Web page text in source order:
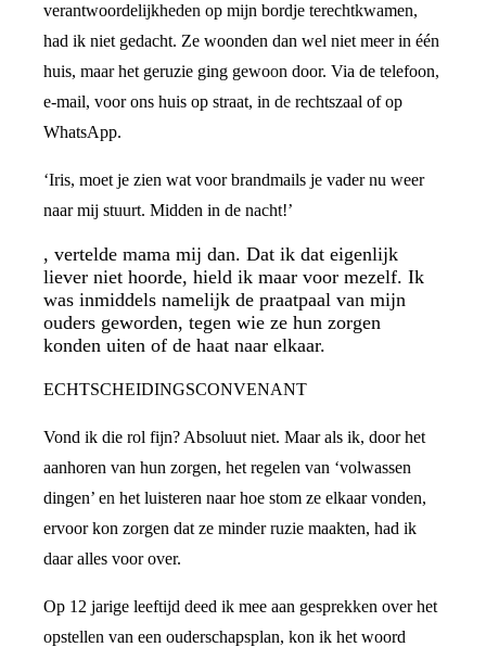
verantwoordelijkheden op mijn bordje terechtkwamen,
had ik niet gedacht. Ze woonden dan wel niet meer in één
huis, maar het geruzie ging gewoon door. Via de telefoon,
e-mail, voor ons huis op straat, in de rechtszaal of op
WhatsApp.
‘Iris, moet je zien wat voor brandmails je vader nu weer
naar mij stuurt. Midden in de nacht!’
, vertelde mama mij dan. Dat ik dat eigenlijk
liever niet hoorde, hield ik maar voor mezelf. Ik
was inmiddels namelijk de praatpaal van mijn
ouders geworden, tegen wie ze hun zorgen
konden uiten of de haat naar elkaar.
ECHTSCHEIDINGSCONVENANT
Vond ik die rol fijn? Absoluut niet. Maar als ik, door het
aanhoren van hun zorgen, het regelen van ‘volwassen
dingen’ en het luisteren naar hoe stom ze elkaar vonden,
ervoor kon zorgen dat ze minder ruzie maakten, had ik
daar alles voor over.
Op 12 jarige leeftijd deed ik mee aan gesprekken over het
opstellen van een ouderschapsplan, kon ik het woord